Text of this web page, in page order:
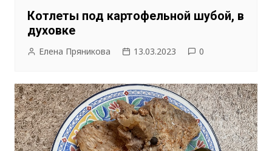
Котлеты под картофельной шубой, в
духовке
Елена Пряникова 13.03.2023 0